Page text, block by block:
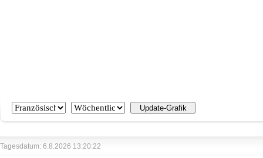
Tagesdatum: 6.8.2026 13:20:22